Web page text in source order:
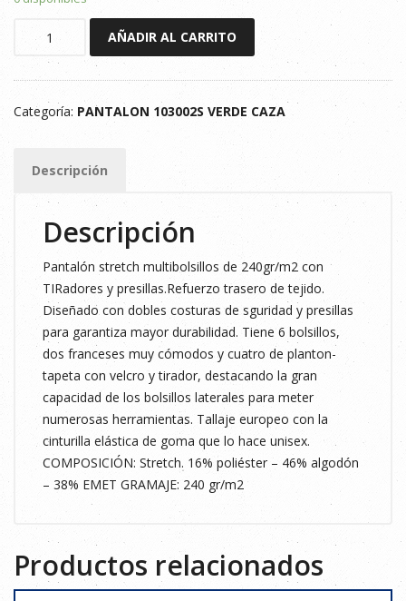
MULTIBOLSILLOS
VERDE
cantidad
AÑADIR AL CARRITO
Categoría: PANTALON 103002S VERDE CAZA
Descripción
Descripción
Pantalón stretch multibolsillos de 240gr/m2 con
TIRadores y presillas.Refuerzo trasero de tejido.
Diseñado con dobles costuras de sguridad y presillas
para garantiza mayor durabilidad. Tiene 6 bolsillos,
dos franceses muy cómodos y cuatro de planton-
tapeta con velcro y tirador, destacando la gran
capacidad de los bolsillos laterales para meter
numerosas herramientas. Tallaje europeo con la
cinturilla elástica de goma que lo hace unisex.
COMPOSICIÓN: Stretch. 16% poliéster – 46% algodón
– 38% EMET GRAMAJE: 240 gr/m2
Productos relacionados